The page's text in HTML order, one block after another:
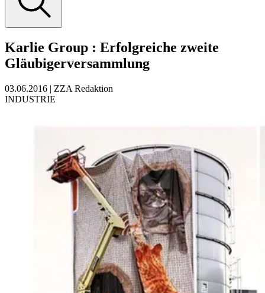
Karlie Group : Erfolgreiche zweite
Gläubigerversammlung
03.06.2016 | ZZA Redaktion
INDUSTRIE